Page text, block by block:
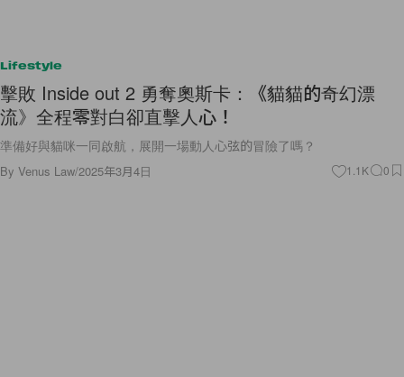
Lifestyle
擊敗 Inside out 2 勇奪奧斯卡：《貓貓的奇幻漂
流》全程零對白卻直擊人心！
準備好與貓咪一同啟航，展開一場動人心弦的冒險了嗎？
By Venus Law/2025年3月4日 1.1K 0